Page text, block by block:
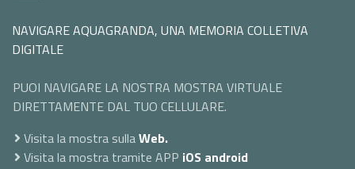
NAVIGARE AQUAGRANDA, UNA MEMORIA COLLETIVA
DIGITALE
PUOI NAVIGARE LA NOSTRA MOSTRA VIRTUALE
DIRETTAMENTE DAL TUO CELLULARE.
Visita la mostra sullaWeb.
Visita la mostra tramite APP iOS android